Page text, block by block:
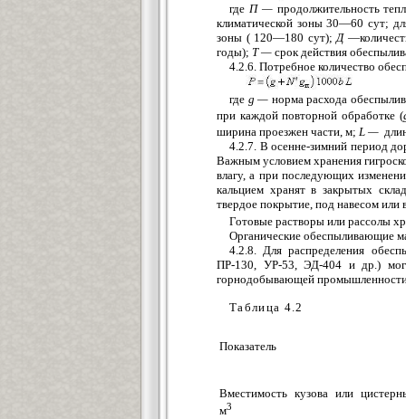
где П — продолжительность
климатической зоны 30—60 сут;
зоны ( 120—180 сут); Д
годы); Т — срок действия
4.2.6. Потребное количество
где g — норма расхода
при каждой повторной обработке (
ширина проезжен части, м; L —
4.2.7. В осенне-зимний период
Важным условием хранения
влагу, а при последующих
кальцием хранят в закрытых
твердое покрытие, под навесом или
Готовые растворы или рассолы
Органические обеспыливающие
4.2.8. Для распределения
ПР-130, УР-53, ЭД-404 и др.)
горнодобывающей
Таблица 4.2
Показатель
Вместимость кузова или
м3